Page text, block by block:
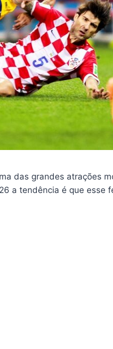
das grandes atrações
a tendência é que esse